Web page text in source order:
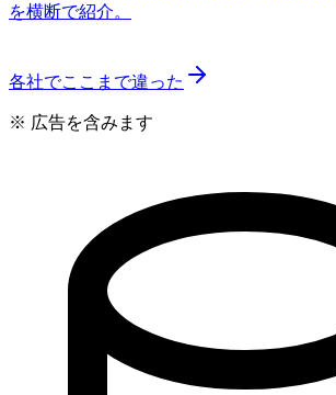
を横断で紹介。
各社でここまで違った
※ 広告を含みます